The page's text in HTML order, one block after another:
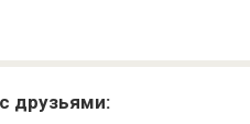
друзьями: